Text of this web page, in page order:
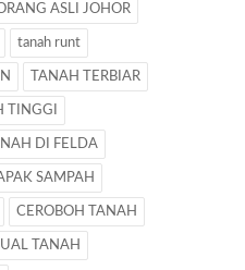
ASLI JOHOR
tanah runt
TANAH TERBIAR
TINGGI
DI FELDA
SAMPAH
CEROBOH TANAH
TANAH